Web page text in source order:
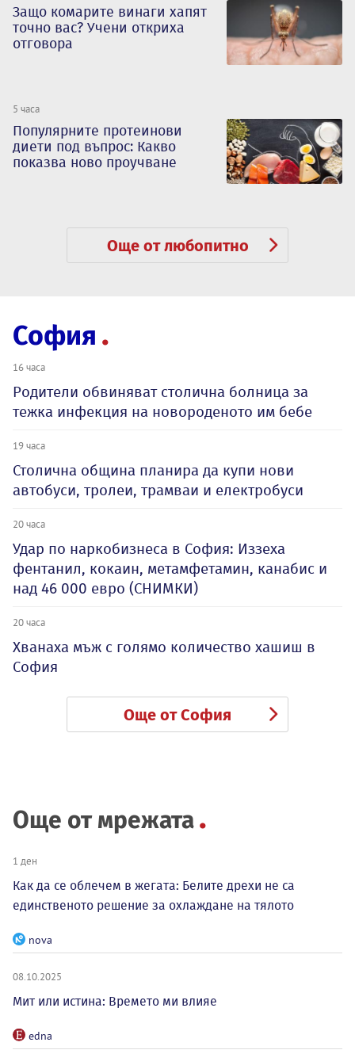
Защо комарите винаги хапят
точно вас? Учени откриха
отговора
5 часа
Популярните протеинови
диети под въпрос: Какво
показва ново проучване
Още от любопитно
София
16 часа
Родители обвиняват столична болница за
тежка инфекция на новороденото им бебе
19 часа
Столична община планира да купи нови
автобуси, тролеи, трамваи и електробуси
20 часа
Удар по наркобизнеса в София: Иззеха
фентанил, кокаин, метамфетамин, канабис и
над 46 000 евро (СНИМКИ)
20 часа
Хванаха мъж с голямо количество хашиш в
София
Още от София
Още от мрежата
1 ден
Как да се облечем в жегата: Белите дрехи не са
единственото решение за охлаждане на тялото
nova
08.10.2025
Мит или истина: Времето ми влияе
edna